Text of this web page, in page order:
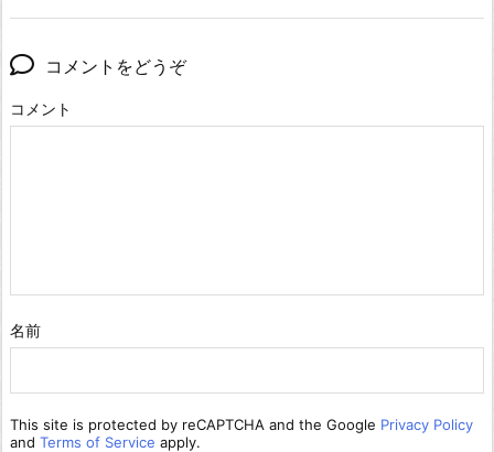
コメントをどうぞ
コメント
名前
This site is protected by reCAPTCHA and the Google Privacy Policy
and Terms of Service apply.